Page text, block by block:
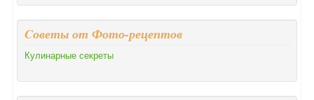
Cоветы от Фото-рецептов
Кулинарные секреты